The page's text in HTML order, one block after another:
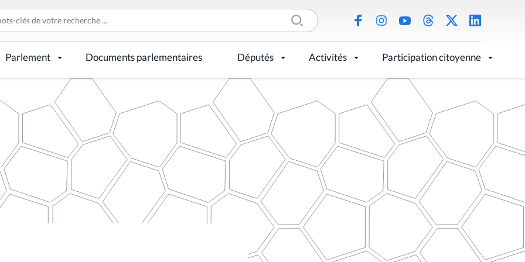
Parlement Documents parlementaires Députés Activités Participation citoyenne